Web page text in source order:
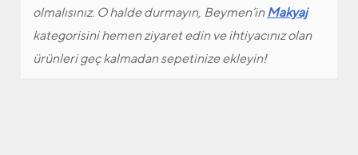
olmalısınız. O halde durmayın, Beymen’inMakyaj
kategorisini hemen ziyaret edin ve ihtiyacınız olan
ürünleri geç kalmadan sepetinize ekleyin!